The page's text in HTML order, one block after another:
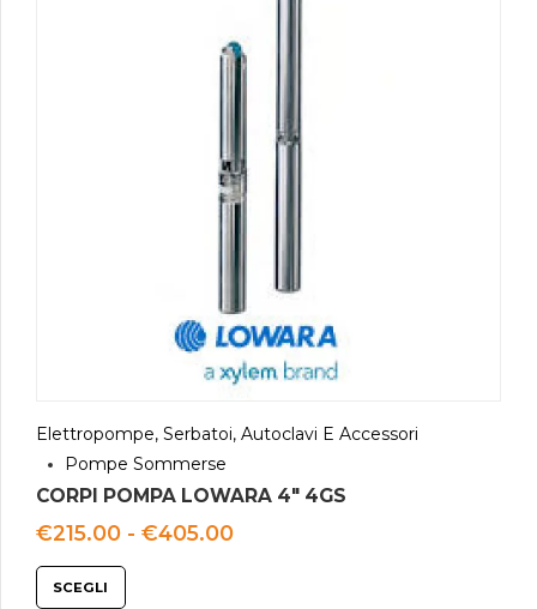
Elettropompe, Serbatoi, Autoclavi E Accessori
Pompe Sommerse
CORPI POMPA LOWARA 4″ 4GS
€215.00 - €405.00Fascia
SCEGLI